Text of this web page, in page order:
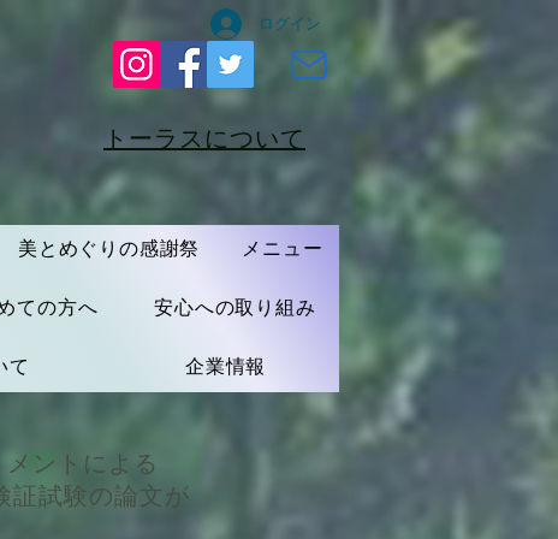
ログイン
​トーラスについて
​オンライン予約
美とめぐりの感謝祭 メニュー
ての方へ 安心への取り組み
て 企業情報
ントによる
証試験の論文が